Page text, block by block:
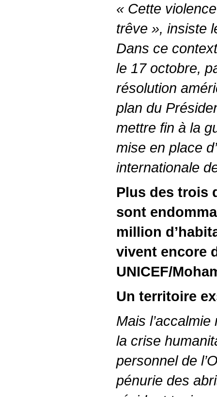
« Cette
trêve », insiste
Dans ce
le 17 octobre,
résolution
plan du
mettre fin à la
mise en place
internationale
Plus des trois
sont
million
vivent encore
UNICEF/
Un territoire
Mais
la crise
personnel de
pénurie des